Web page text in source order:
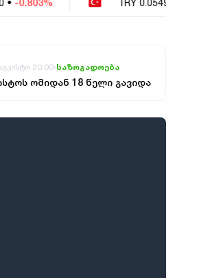
TRY 0.0549 • -0.364%
20:00 საზოგადოება
ომიდან 18 წელი გავიდა